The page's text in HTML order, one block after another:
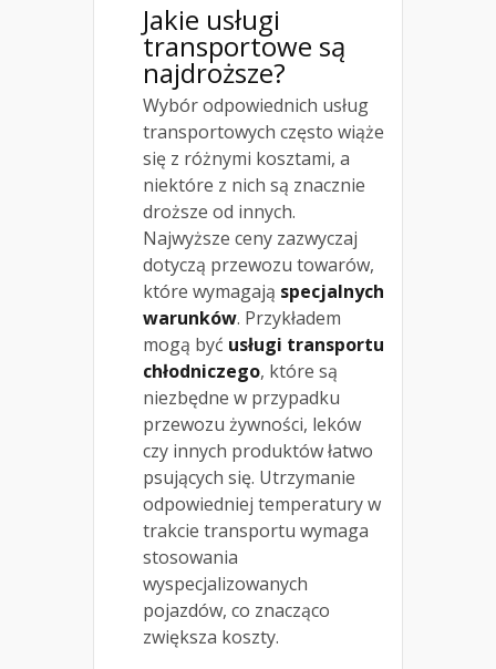
Jakie usługi
transportowe są
najdroższe?
Wybór odpowiednich usług
transportowych często wiąże
się z różnymi kosztami, a
niektóre z nich są znacznie
droższe od innych.
Najwyższe ceny zazwyczaj
dotyczą przewozu towarów,
które wymagają specjalnych
warunków. Przykładem
mogą być usługi transportu
chłodniczego, które są
niezbędne w przypadku
przewozu żywności, leków
czy innych produktów łatwo
psujących się. Utrzymanie
odpowiedniej temperatury w
trakcie transportu wymaga
stosowania
wyspecjalizowanych
pojazdów, co znacząco
zwiększa koszty.